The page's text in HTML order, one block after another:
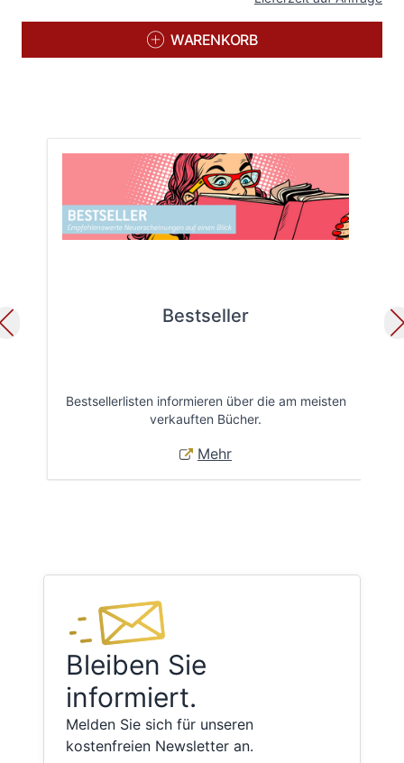
WARENKORB
Bestseller
Bestsellerlisten informieren über die am meisten
verkauften Bücher.
Mehr
Bleiben Sie
informiert.
Melden Sie sich für unseren
kostenfreien Newsletter an.